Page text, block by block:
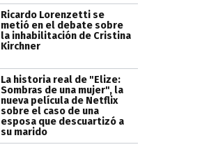
Ricardo Lorenzetti se
metió en el debate sobre
la inhabilitación de Cristina
Kirchner
La historia real de "Elize:
Sombras de una mujer", la
nueva película de Netflix
sobre el caso de una
esposa que descuartizó a
su marido